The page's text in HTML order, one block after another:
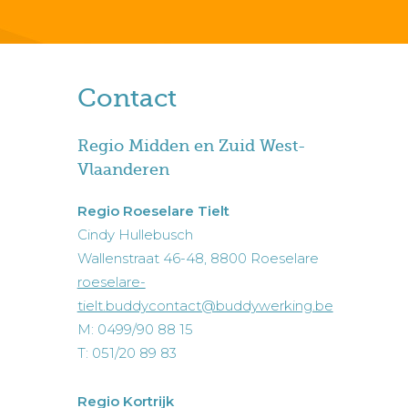
Contact
Regio Midden en Zuid West-
Vlaanderen
Regio Roeselare Tielt
Cindy Hullebusch
Wallenstraat 46-48, 8800 Roeselare
roeselare-
tielt.buddycontact@buddywerking.be
M: 0499/90 88 15
T: 051/20 89 83
Regio Kortrijk